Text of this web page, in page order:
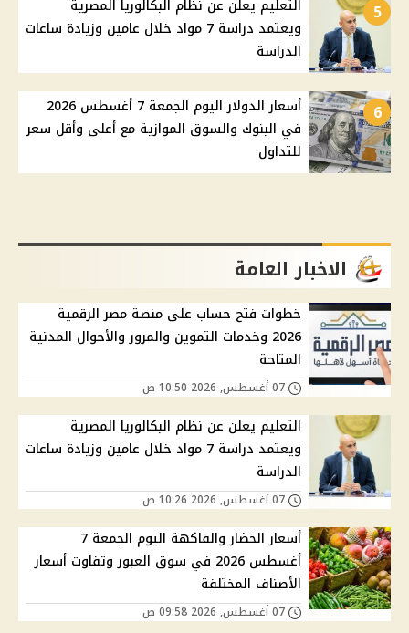
5
التعليم يعلن عن نظام البكالوريا المصرية
ويعتمد دراسة 7 مواد خلال عامين وزيادة ساعات
الدراسة
6
أسعار الدولار اليوم الجمعة 7 أغسطس 2026
في البنوك والسوق الموازية مع أعلى وأقل سعر
للتداول
الاخبار العامة
خطوات فتح حساب على منصة مصر الرقمية
2026 وخدمات التموين والمرور والأحوال المدنية
المتاحة
التعليم يعلن عن نظام البكالوريا المصرية
ويعتمد دراسة 7 مواد خلال عامين وزيادة ساعات
الدراسة
أسعار الخضار والفاكهة اليوم الجمعة 7
أغسطس 2026 في سوق العبور وتفاوت أسعار
الأصناف المختلفة